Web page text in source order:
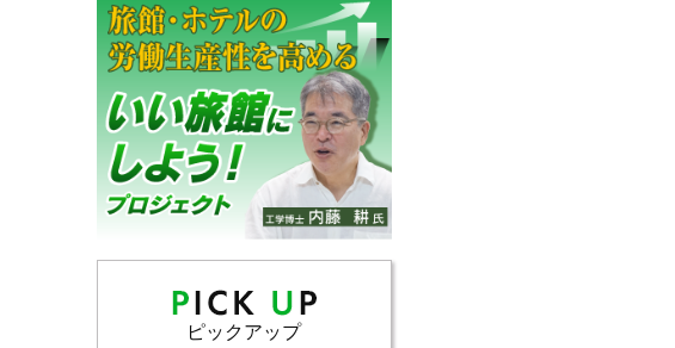
ピックアップ